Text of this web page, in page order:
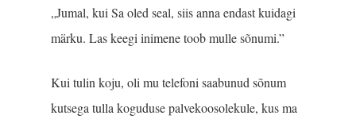
„Jumal, kui Sa oled seal, siis anna endast kuidagi
märku. Las keegi inimene toob mulle sõnumi.”
Kui tulin koju, oli mu telefoni saabunud sõnum
kutsega tulla koguduse palvekoosolekule, kus ma